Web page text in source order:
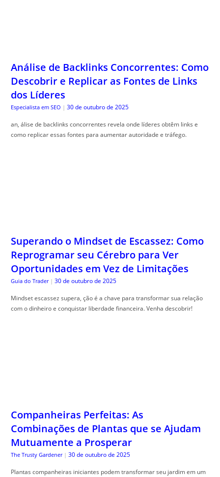
Análise de Backlinks Concorrentes: Como
Descobrir e Replicar as Fontes de Links
dos Líderes
Especialista em SEO | 30 de outubro de 2025
an, álise de backlinks concorrentes revela onde líderes obtêm links e
como replicar essas fontes para aumentar autoridade e tráfego.
Superando o Mindset de Escassez: Como
Reprogramar seu Cérebro para Ver
Oportunidades em Vez de Limitações
Guia do Trader | 30 de outubro de 2025
Mindset escassez supera, ção é a chave para transformar sua relação
com o dinheiro e conquistar liberdade financeira. Venha descobrir!
Companheiras Perfeitas: As
Combinações de Plantas que se Ajudam
Mutuamente a Prosperar
The Trusty Gardener | 30 de outubro de 2025
Plantas companheiras iniciantes podem transformar seu jardim em um